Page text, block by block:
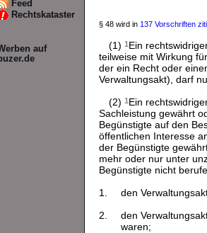
Feed
Rechtskataster
auf
§ 48 wird in 137 Vorschriften
(1) 1Ein
teilweise mit Wirkung
der ein Recht oder
Verwaltungsakt), darf
(2) 1Ein
Sachleistung gewährt
Begünstigte auf den
öffentlichen Interesse
der Begünstigte
mehr oder nur unter
Begünstigte nicht
1.
den
2.
den
waren;